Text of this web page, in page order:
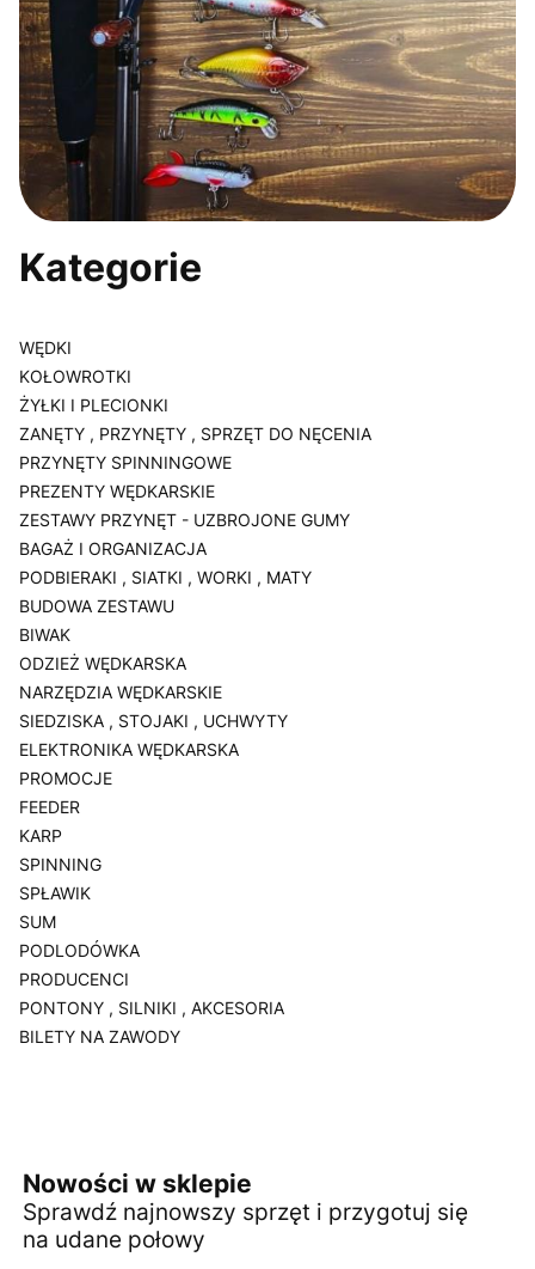
Kategorie
WĘDKI
KOŁOWROTKI
ŻYŁKI I PLECIONKI
ZANĘTY , PRZYNĘTY , SPRZĘT DO NĘCENIA
PRZYNĘTY SPINNINGOWE
PREZENTY WĘDKARSKIE
ZESTAWY PRZYNĘT - UZBROJONE GUMY
BAGAŻ I ORGANIZACJA
PODBIERAKI , SIATKI , WORKI , MATY
BUDOWA ZESTAWU
BIWAK
ODZIEŻ WĘDKARSKA
NARZĘDZIA WĘDKARSKIE
SIEDZISKA , STOJAKI , UCHWYTY
ELEKTRONIKA WĘDKARSKA
PROMOCJE
FEEDER
KARP
SPINNING
SPŁAWIK
SUM
PODLODÓWKA
PRODUCENCI
PONTONY , SILNIKI , AKCESORIA
BILETY NA ZAWODY
Nowości w sklepie
Sprawdź najnowszy sprzęt i przygotuj się
na udane połowy